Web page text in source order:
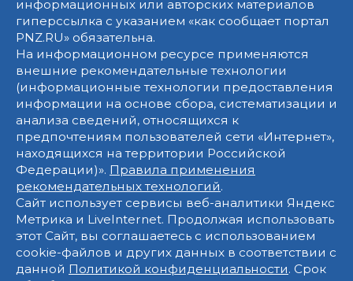
информационных или авторских материалов
гиперссылка с указанием «как сообщает портал
PNZ.RU» обязательна.
На информационном ресурсе применяются
внешние рекомендательные технологии
(информационные технологии предоставления
информации на основе сбора, систематизации и
анализа сведений, относящихся к
предпочтениям пользователей сети «Интернет»,
находящихся на территории Российской
Федерации)». Правила применения
рекомендательных технологий.
Сайт использует сервисы веб-аналитики Яндекс
Метрика и LiveInternet. Продолжая использовать
этот Сайт, вы соглашаетесь с использованием
cookie-файлов и других данных в соответствии с
данной Политикой конфиденциальности. Срок